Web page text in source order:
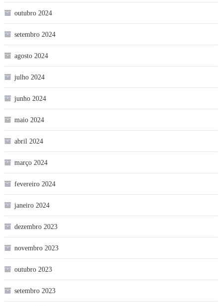
outubro 2024
setembro 2024
agosto 2024
julho 2024
junho 2024
maio 2024
abril 2024
março 2024
fevereiro 2024
janeiro 2024
dezembro 2023
novembro 2023
outubro 2023
setembro 2023